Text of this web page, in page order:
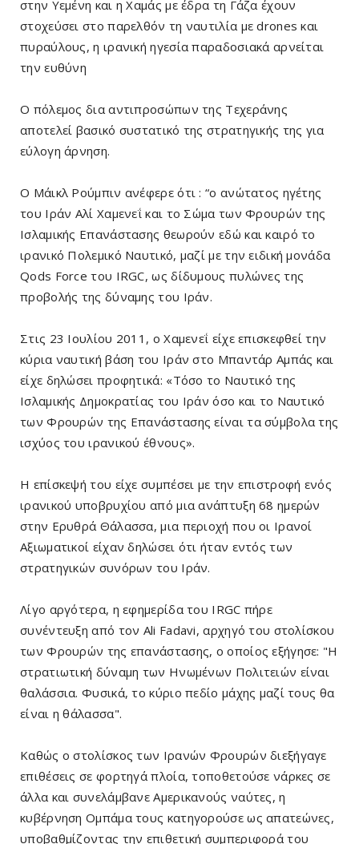
στην Υεμένη και η Χαμάς με έδρα τη Γάζα έχουν
στοχεύσει στο παρελθόν τη ναυτιλία με drones και
πυραύλους, η ιρανική ηγεσία παραδοσιακά αρνείται
την ευθύνη
Ο πόλεμος δια αντιπροσώπων της Τεχεράνης
αποτελεί βασικό συστατικό της στρατηγικής της για
εύλογη άρνηση.
Ο Μάικλ Ρούμπιν ανέφερε ότι : “ο ανώτατος ηγέτης
του Ιράν Αλί Χαμενεΐ και το Σώμα των Φρουρών της
Ισλαμικής Επανάστασης θεωρούν εδώ και καιρό το
ιρανικό Πολεμικό Ναυτικό, μαζί με την ειδική μονάδα
Qods Force του IRGC, ως δίδυμους πυλώνες της
προβολής της δύναμης του Ιράν.
Στις 23 Ιουλίου 2011, ο Χαμενεΐ είχε επισκεφθεί την
κύρια ναυτική βάση του Ιράν στο Μπαντάρ Αμπάς και
είχε δηλώσει προφητικά: «Τόσο το Ναυτικό της
Ισλαμικής Δημοκρατίας του Ιράν όσο και το Ναυτικό
των Φρουρών της Επανάστασης είναι τα σύμβολα της
ισχύος του ιρανικού έθνους».
Η επίσκεψή του είχε συμπέσει με την επιστροφή ενός
ιρανικού υποβρυχίου από μια ανάπτυξη 68 ημερών
στην Ερυθρά Θάλασσα, μια περιοχή που οι Ιρανοί
Αξιωματικοί είχαν δηλώσει ότι ήταν εντός των
στρατηγικών συνόρων του Ιράν.
Λίγο αργότερα, η εφημερίδα του IRGC πήρε
συνέντευξη από τον Ali Fadavi, αρχηγό του στολίσκου
των Φρουρών της επανάστασης, ο οποίος εξήγησε: "Η
στρατιωτική δύναμη των Ηνωμένων Πολιτειών είναι
θαλάσσια. Φυσικά, το κύριο πεδίο μάχης μαζί τους θα
είναι η θάλασσα".
Καθώς ο στολίσκος των Ιρανών Φρουρών διεξήγαγε
επιθέσεις σε φορτηγά πλοία, τοποθετούσε νάρκες σε
άλλα και συνελάμβανε Αμερικανούς ναύτες, η
κυβέρνηση Ομπάμα τους κατηγορούσε ως απατεώνες,
υποβαθμίζοντας την επιθετική συμπεριφορά του